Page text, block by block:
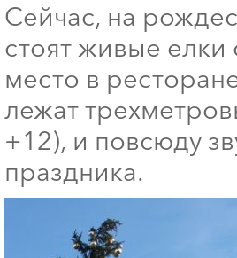
Сейчас, на
стоят живые
место в
лежат
+12), и повсюду
праздника.